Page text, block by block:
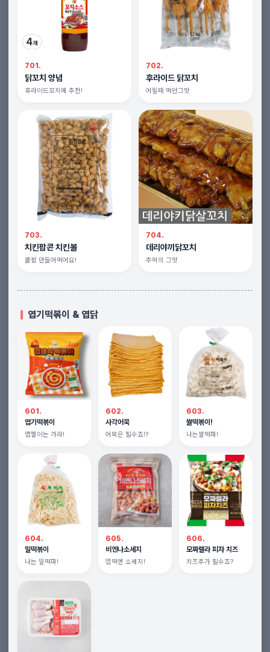
701.
닭꼬치 양념
후라이드꼬치에 추천!
702.
후라이드 닭꼬치
어릴때 먹던그맛
703.
치킨팝콘 치킨볼
콜팝 만들어먹어요!
704.
데리야끼닭꼬치
추억의 그맛
엽기떡볶이 & 엽닭
601.
엽기떡볶이
맵찔이는 가라!
602.
사각어묵
어묵은 필수죠!?
603.
쌀떡볶이!
나는쌀떡파!
604.
밀떡볶이
나는 밀떡파!
605.
비엔나소세지
엽떡엔 소세지!
606.
모짜렐라 피자 치즈
치즈추가 필수죠?